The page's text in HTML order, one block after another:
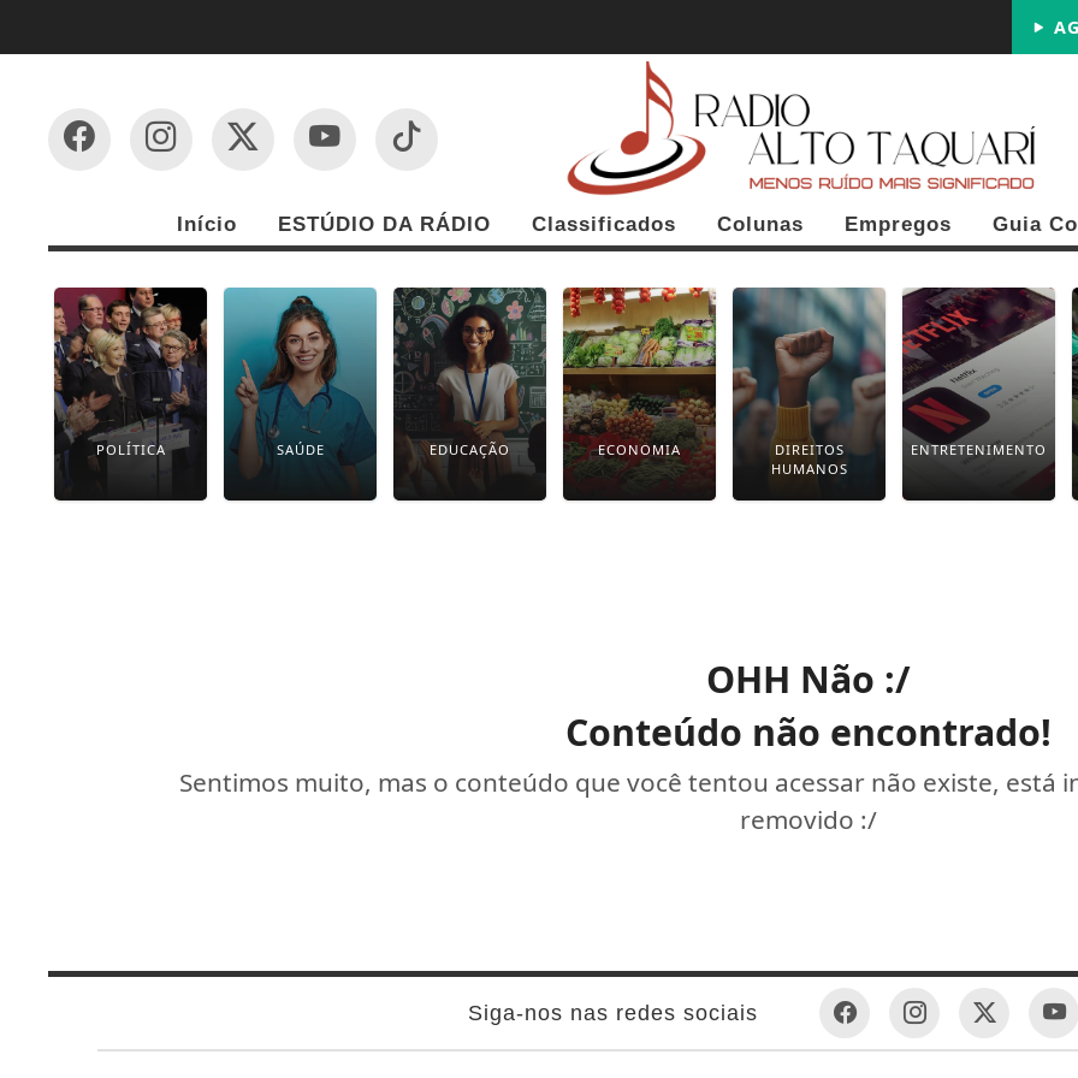
Início ESTÚDIO DA RÁDIO Classificados Colunas Empregos Guia
POLÍTICA SAÚDE EDUCAÇÃO ECONOMIA
DIREITOS
HUMANOS
ENTRETENIMENTO
OHH Não :/
Conteúdo não encontrado!
Sentimos muito, mas o conteúdo que você tentou acessar não existe, está
removido :/
Siga-nos nas redes sociais